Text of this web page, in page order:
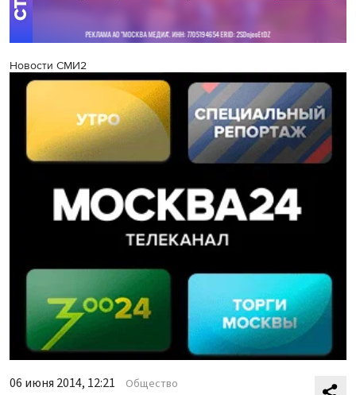
Новости СМИ2
06 июня 2014, 12:21 Общество